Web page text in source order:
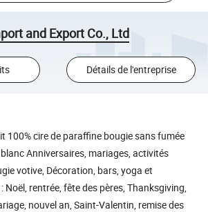
and Export Co., Ltd
Détails de l'entreprise
100% cire de paraffine bougie sans fumée
Anniversaires, mariages, activités
votive, Décoration, bars, yoga et
rentrée, fête des pères, Thanksgiving,
nouvel an, Saint-Valentin, remise des